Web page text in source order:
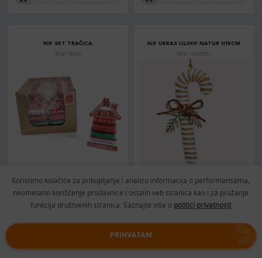
NG SET TRAČICA
Šifra: 79262
DODAJTE U KORPU
NG UKRAS LILIHIP NATUR H15CM
Šifra: 10043851
DODAJTE U KORPU
NG ŠTIPALJKE MACE/KUCE 1/3 NG UKRAS KAMPER I PRIKOLICA
Koristimo kolačiće za prikupljanje i analizu informacija o performansama,
neometano korišćenje prodavnice i ostalih veb stranica kao i za pružanje
funkcija društvenih stranica. Saznajte više o politici privatnosti
PRIHVATAM